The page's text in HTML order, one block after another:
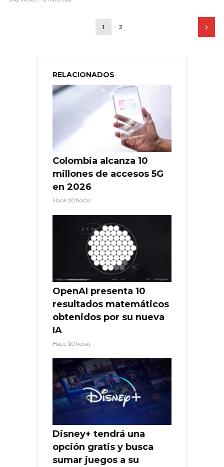
1 2
RELACIONADOS
Colombia alcanza 10
millones de accesos 5G
en 2026
Hace 10 horas
OpenAI presenta 10
resultados matemáticos
obtenidos por su nueva
IA
Hace 10 horas
Disney+ tendrá una
opción gratis y busca
sumar juegos a su